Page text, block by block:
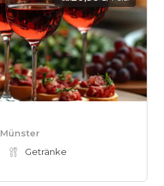
Getränke